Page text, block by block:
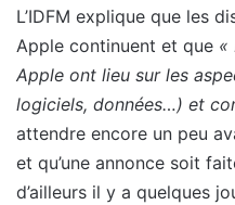
L’IDFM explique que les
Apple continuent et que «
Apple ont lieu sur les
logiciels, données…) et
attendre encore un peu
et qu’une annonce soit
d’ailleurs il y a quelques